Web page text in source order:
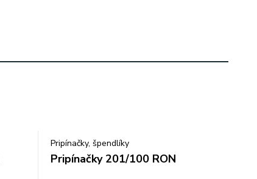
Pripínačky, špendlíky
Pripínačky 201/100 RON